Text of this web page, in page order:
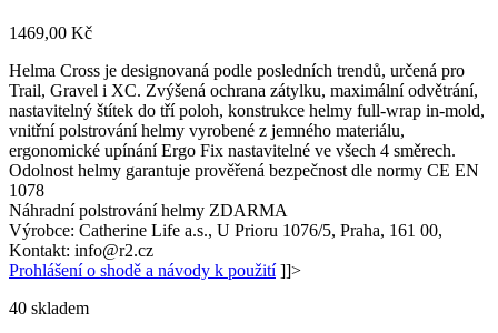
1469,00 Kč
Helma Cross je designovaná podle posledních trendů, určená pro
Trail, Gravel i XC. Zvýšená ochrana zátylku, maximální odvětrání,
nastavitelný štítek do tří poloh, konstrukce helmy full-wrap in-mold,
vnitřní polstrování helmy vyrobené z jemného materiálu,
ergonomické upínání Ergo Fix nastavitelné ve všech 4 směrech.
Odolnost helmy garantuje prověřená bezpečnost dle normy CE EN
1078
Náhradní polstrování helmy ZDARMA
Výrobce: Catherine Life a.s., U Prioru 1076/5, Praha, 161 00,
Kontakt: info@r2.cz
Prohlášení o shodě a návody k použití]]>
40 skladem